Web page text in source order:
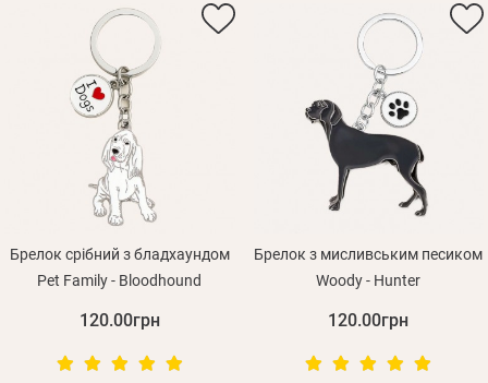
Брелок срібний з бладхаундом
Pet Family - Bloodhound
120.00грн
Брелок з мисливським песиком
Woody - Hunter
120.00грн